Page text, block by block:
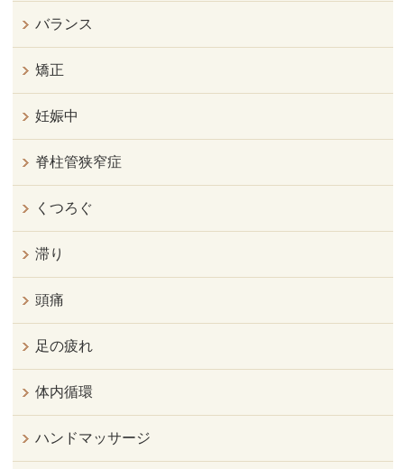
バランス
矯正
妊娠中
脊柱管狭窄症
くつろぐ
滞り
頭痛
足の疲れ
体内循環
ハンドマッサージ